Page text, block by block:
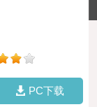
PC下载